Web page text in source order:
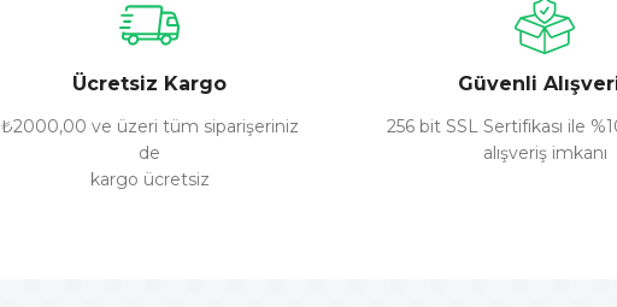
Ücretsiz Kargo
₺2000,00 ve üzeri tüm siparişeriniz
de
kargo ücretsiz
Güvenli
256 bit SSL Sertifikası ile
alışveriş imkanı